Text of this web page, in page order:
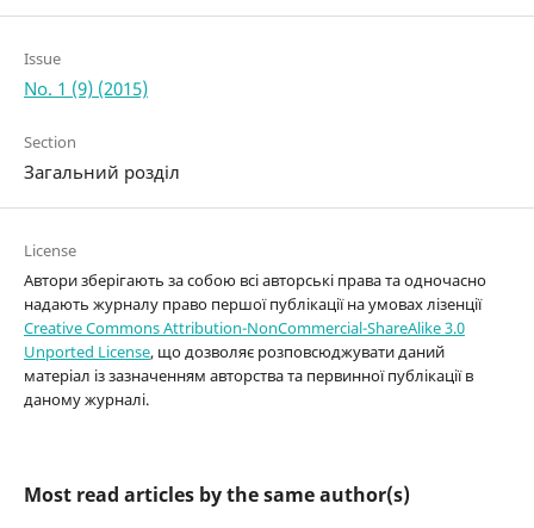
Issue
No. 1 (9) (2015)
Section
Загальний розділ
License
Автори зберігають за собою всі авторські права та одночасно
надають журналу право першої публікації на умовах лізенції
Creative Commons Attribution-NonCommercial-ShareAlike 3.0
Unported License, що дозволяє розповсюджувати даний
матеріал із зазначенням авторства та первинної публікації в
даному журналі.
Most read articles by the same author(s)